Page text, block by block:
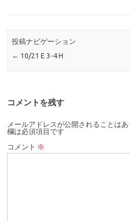
投稿ナビゲーション
← 10/21 E 3-4 H
コメントを残す
メールアドレスが公開されることはあ
欄は必須項目です
コメント ※